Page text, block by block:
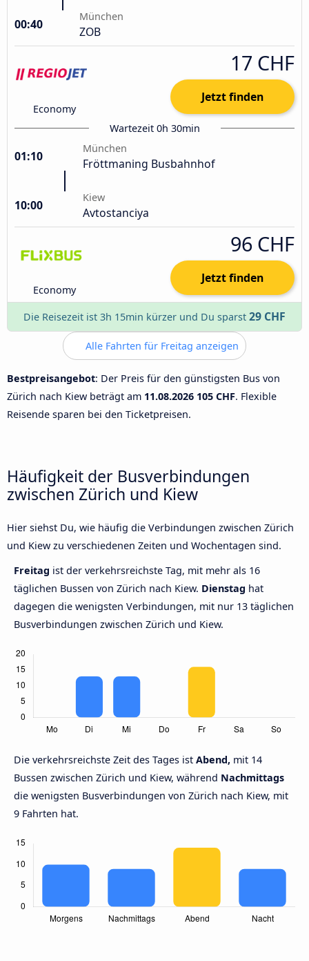
00:40
München
ZOB
Economy
17 CHF
Jetzt finden
Wartezeit 0h 30min
01:10
München
Fröttmaning Busbahnhof
10:00
Kiew
Avtostanciya
Economy
96 CHF
Jetzt finden
Die Reisezeit ist 3h 15min kürzer und Du sparst 29 CHF
Alle Fahrten für Freitag anzeigen
Bestpreisangebot: Der Preis für den günstigsten Bus von
Zürich nach Kiew beträgt am 11.08.2026 105 CHF. Flexible
Reisende sparen bei den Ticketpreisen.
Häufigkeit der Busverbindungen
zwischen Zürich und Kiew
Hier siehst Du, wie häufig die Verbindungen zwischen Zürich
und Kiew zu verschiedenen Zeiten und Wochentagen sind.
Freitag ist der verkehrsreichste Tag, mit mehr als 16
täglichen Bussen von Zürich nach Kiew. Dienstag hat
dagegen die wenigsten Verbindungen, mit nur 13 täglichen
Busverbindungen zwischen Zürich und Kiew.
Die verkehrsreichste Zeit des Tages ist Abend, mit 14
Bussen zwischen Zürich und Kiew, während Nachmittags
die wenigsten Busverbindungen von Zürich nach Kiew, mit
9 Fahrten hat.